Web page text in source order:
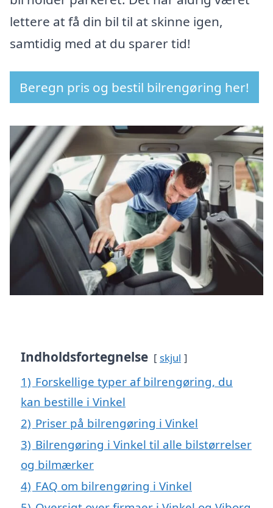
lettere at få din bil til at skinne igen,
samtidig med at du sparer tid!
Beregn pris og bestil bilrengøring her!
Indholdsfortegnelse skjul
1) Forskellige typer af bilrengøring, du
kan bestille i Vinkel
2) Priser på bilrengøring i Vinkel
3) Bilrengøring i Vinkel til alle bilstørrelser
og bilmærker
4) FAQ om bilrengøring i Vinkel